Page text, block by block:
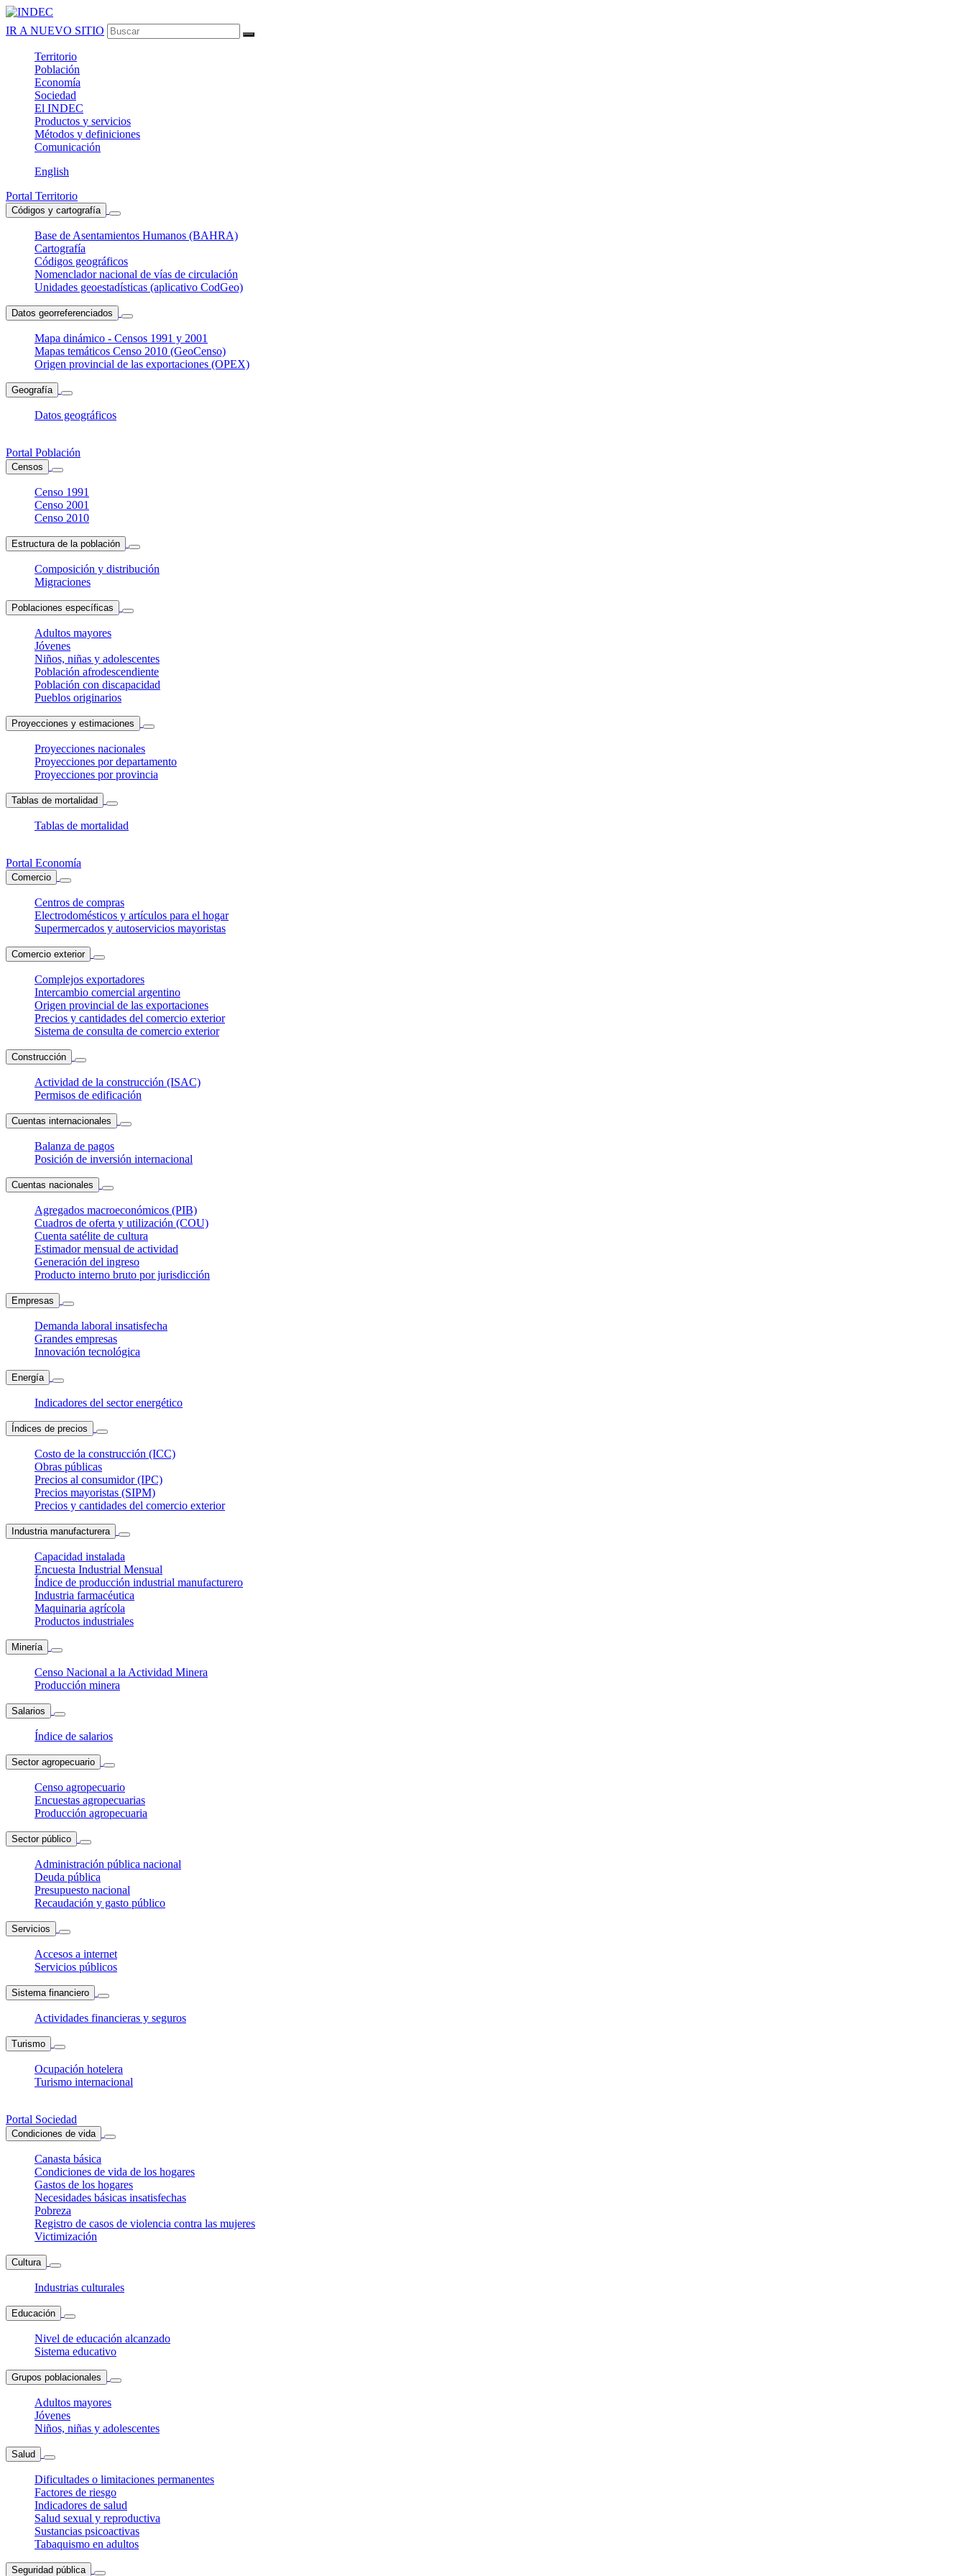
IR A NUEVO SITIO
Territorio
Población
Economía
Sociedad
El INDEC
Productos y servicios
Métodos y definiciones
Comunicación
English
Portal Territorio
Códigos y cartografía
Base de Asentamientos Humanos (BAHRA)
Cartografía
Códigos geográficos
Nomenclador nacional de vías de circulación
Unidades geoestadísticas (aplicativo CodGeo)
Datos georreferenciados
Mapa dinámico - Censos 1991 y 2001
Mapas temáticos Censo 2010 (GeoCenso)
Origen provincial de las exportaciones (OPEX)
Geografía
Datos geográficos
Portal Población
Censos
Censo 1991
Censo 2001
Censo 2010
Estructura de la población
Composición y distribución
Migraciones
Poblaciones específicas
Adultos mayores
Jóvenes
Niños, niñas y adolescentes
Población afrodescendiente
Población con discapacidad
Pueblos originarios
Proyecciones y estimaciones
Proyecciones nacionales
Proyecciones por departamento
Proyecciones por provincia
Tablas de mortalidad
Tablas de mortalidad
Portal Economía
Comercio
Centros de compras
Electrodomésticos y artículos para el hogar
Supermercados y autoservicios mayoristas
Comercio exterior
Complejos exportadores
Intercambio comercial argentino
Origen provincial de las exportaciones
Precios y cantidades del comercio exterior
Sistema de consulta de comercio exterior
Construcción
Actividad de la construcción (ISAC)
Permisos de edificación
Cuentas internacionales
Balanza de pagos
Posición de inversión internacional
Cuentas nacionales
Agregados macroeconómicos (PIB)
Cuadros de oferta y utilización (COU)
Cuenta satélite de cultura
Estimador mensual de actividad
Generación del ingreso
Producto interno bruto por jurisdicción
Empresas
Demanda laboral insatisfecha
Grandes empresas
Innovación tecnológica
Energía
Indicadores del sector energético
Índices de precios
Costo de la construcción (ICC)
Obras públicas
Precios al consumidor (IPC)
Precios mayoristas (SIPM)
Precios y cantidades del comercio exterior
Industria manufacturera
Capacidad instalada
Encuesta Industrial Mensual
Índice de producción industrial manufacturero
Industria farmacéutica
Maquinaria agrícola
Productos industriales
Minería
Censo Nacional a la Actividad Minera
Producción minera
Salarios
Índice de salarios
Sector agropecuario
Censo agropecuario
Encuestas agropecuarias
Producción agropecuaria
Sector público
Administración pública nacional
Deuda pública
Presupuesto nacional
Recaudación y gasto público
Servicios
Accesos a internet
Servicios públicos
Sistema financiero
Actividades financieras y seguros
Turismo
Ocupación hotelera
Turismo internacional
Portal Sociedad
Condiciones de vida
Canasta básica
Condiciones de vida de los hogares
Gastos de los hogares
Necesidades básicas insatisfechas
Pobreza
Registro de casos de violencia contra las mujeres
Victimización
Cultura
Industrias culturales
Educación
Nivel de educación alcanzado
Sistema educativo
Grupos poblacionales
Adultos mayores
Jóvenes
Niños, niñas y adolescentes
Salud
Dificultades o limitaciones permanentes
Factores de riesgo
Indicadores de salud
Salud sexual y reproductiva
Sustancias psicoactivas
Tabaquismo en adultos
Seguridad pública